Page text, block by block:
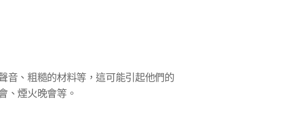
音、粗糙的材料等，這可能引起他們的
、煙火晚會等。